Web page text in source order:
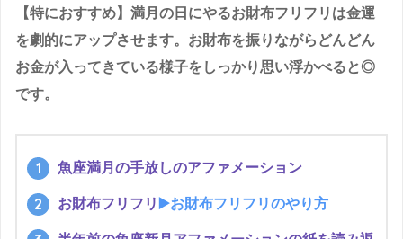
【特におすすめ】満月の日にやるお財布フリフリは金運
を劇的にアップさせます。お財布を振りながらどんどん
お金が入ってきている様子をしっかり思い浮かべると◎
です。
魚座満月の手放しのアファメーション
お財布フリフリ ▶️お財布フリフリのやり方